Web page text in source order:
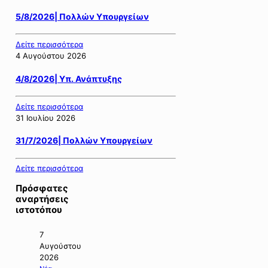
5/8/2026| Πολλών Υπουργείων
Δείτε περισσότερα
4 Αυγούστου 2026
4/8/2026| Υπ. Ανάπτυξης
Δείτε περισσότερα
31 Ιουλίου 2026
31/7/2026| Πολλών Υπουργείων
Δείτε περισσότερα
Πρόσφατες
αναρτήσεις
ιστοτόπου
7
Αυγούστου
2026